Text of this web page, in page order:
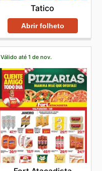
Tatico
Abrir folheto
Válido até 1 de nov.